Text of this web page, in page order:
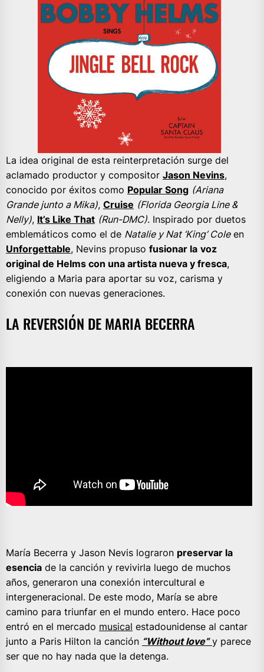
La idea original de esta reinterpretación surge del
aclamado productor y compositor Jason Nevins,
conocido por éxitos como Popular Song (Ariana
Grande junto a Mika), Cruise (Florida Georgia Line &
Nelly), It’s Like That (Run-DMC). Inspirado por duetos
emblemáticos como el de Natalie y Nat ‘King’ Coleen
Unforgettable, Nevins propuso fusionar la voz
original de Helms con una artista nueva y fresca,
eligiendo a Maria para aportar su voz, carisma y
conexión con nuevas generaciones.
LA REVERSIÓN DE MARIA BECERRA
María Becerra y Jason Nevis lograron preservar la
esencia de la canción y revivirla luego de muchos
años, generaron una conexión intercultural e
intergeneracional. De este modo, María se abre
camino para triunfar en el mundo entero. Hace poco
entró en el mercado musical estadounidense al cantar
junto a Paris Hilton la canción “Without love” y parece
ser que no hay nada que la detenga.